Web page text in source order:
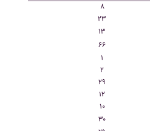
۸
۲۳
۱۳
۶۶
۱
۲
۲۹
۱۲
۱۰
۳۰